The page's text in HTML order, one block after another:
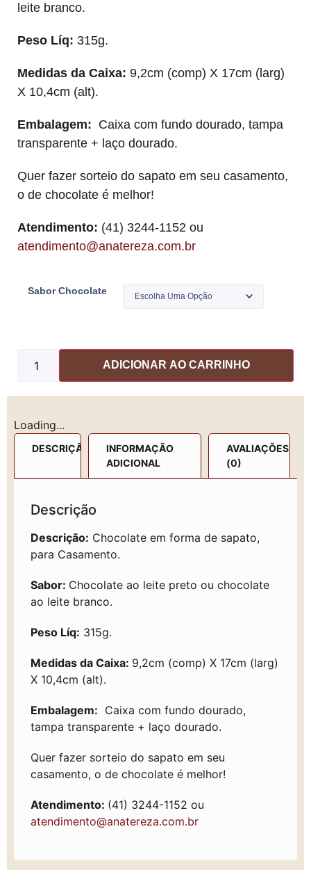
leite branco.
Peso Líq: 315g.
Medidas da Caixa: 9,2cm (comp) X 17cm (larg)
X 10,4cm (alt).
Embalagem: Caixa com fundo dourado, tampa
transparente + laço dourado.
Quer fazer sorteio do sapato em seu casamento,
o de chocolate é melhor!
Atendimento: (41) 3244-1152 ou
atendimento@anatereza.com.br
Sabor Chocolate
ADICIONAR AO CARRINHO
Loading...
DESCRIÇÃO
INFORMAÇÃO
ADICIONAL
AVALIAÇÕES
(0)
Descrição
Descrição: Chocolate em forma de sapato,
para Casamento.
Sabor: Chocolate ao leite preto ou chocolate
ao leite branco.
Peso Líq: 315g.
Medidas da Caixa: 9,2cm (comp) X 17cm (larg)
X 10,4cm (alt).
Embalagem: Caixa com fundo dourado,
tampa transparente + laço dourado.
Quer fazer sorteio do sapato em seu
casamento, o de chocolate é melhor!
Atendimento: (41) 3244-1152 ou
atendimento@anatereza.com.br